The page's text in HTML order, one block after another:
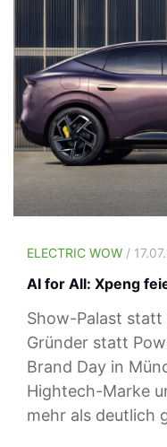
ELECTRIC WOW /
AI for All: Xpeng
Show-Palast statt
Gründer statt
Brand Day in
Hightech-Marke
mehr als deutlich